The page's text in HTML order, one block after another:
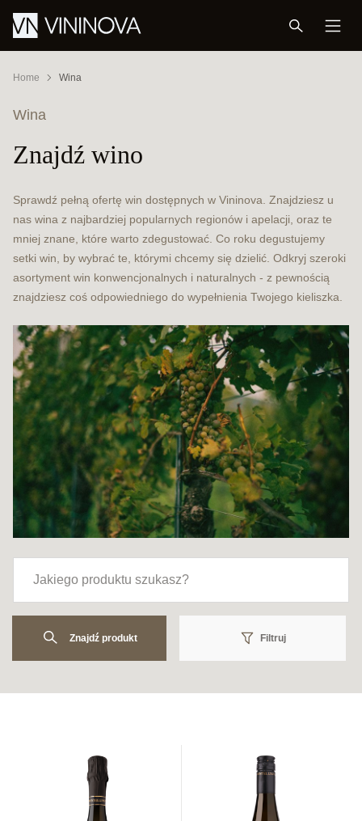
Home Wina
Wina
Znajdź wino
Sprawdź pełną ofertę win dostępnych w Vininova. Znajdziesz u
nas wina z najbardziej popularnych regionów i apelacji, oraz te
mniej znane, które warto zdegustować. Co roku degustujemy
setki win, by wybrać te, którymi chcemy się dzielić. Odkryj szeroki
asortyment win konwencjonalnych i naturalnych - z pewnością
znajdziesz coś odpowiedniego do wypełnienia Twojego kieliszka.
Znajdź produkt Filtruj